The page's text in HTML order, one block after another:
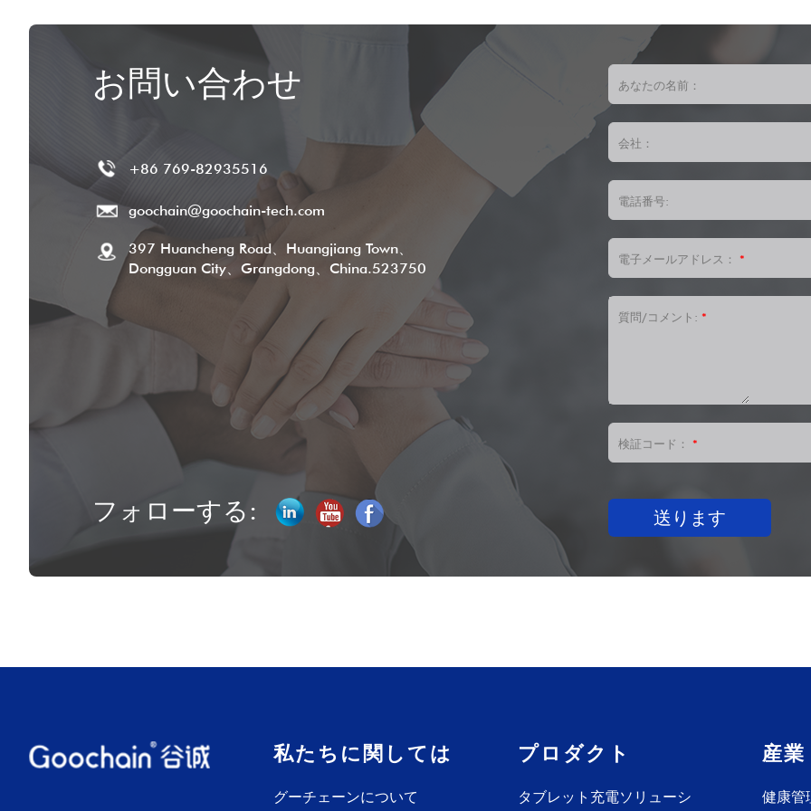
お問い合わせ
+86 769-82935516
goochain@goochain-tech.com
397 Huancheng Road、Huangjiang Town、
Dongguan City、Grangdong、China.523750
フォローする:
あなたの名前：
会社：
電話番号:
電子メールアドレス： *
質問/コメント: *
検証コード： *
送ります
私たちに関しては
グーチェーンについて
プロダクト
タブレット充電ソリューシ
産業
健康管